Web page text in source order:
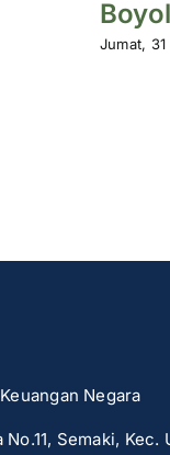
Jumat,
Negara
Semaki, Kec.